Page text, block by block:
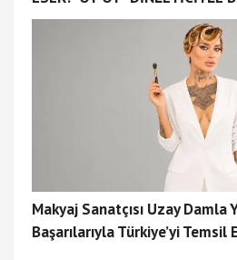
Makyaj Sanatçısı Uzay Damla
Başarılarıyla Türkiye’yi Temsil